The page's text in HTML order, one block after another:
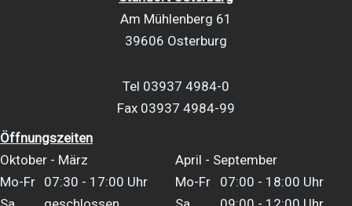
Am Mühlenberg 61
39606 Osterburg
Tel 03937 4984-0
Fax 03937 4984-99
Öffnungszeiten
Oktober - März
April - September
Mo-Fr 07:30 - 17:00 Uhr Mo-Fr
07:00 - 18:00 Uhr